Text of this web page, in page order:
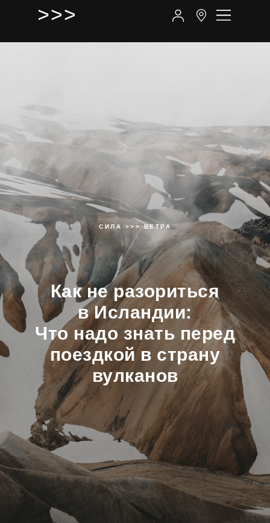
СИЛА >>> ВЕТРА
Как не разориться
в Исландии:
Что надо знать перед
поездкой в страну
вулканов